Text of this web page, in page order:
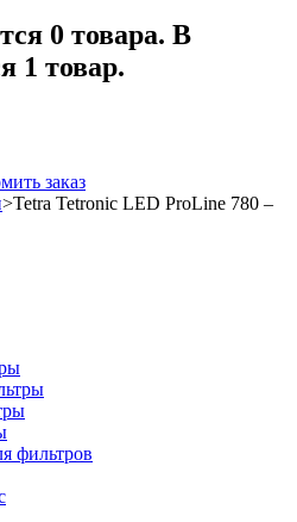
0 товара. В
1 товар.
заказ
>Tetra Tetronic LED ProLine 780 –
фильтров